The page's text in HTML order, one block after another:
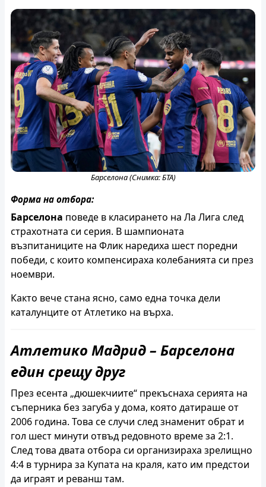
Барселона (Снимка: БТА)
Форма на отбора:
Барселона поведе в класирането на Ла Лига след
страхотната си серия. В шампионата
възпитаниците на Флик наредиха шест поредни
победи, с които компенсираха колебанията си през
ноември.
Както вече стана ясно, само една точка дели
каталунците от Атлетико на върха.
Атлетико Мадрид – Барселона
един срещу друг
През есента „дюшекчиите“ прекъснаха серията на
съперника без загуба у дома, която датираше от
2006 година. Това се случи след знаменит обрат и
гол шест минути отвъд редовното време за 2:1.
След това двата отбора си организираха зрелищно
4:4 в турнира за Купата на краля, като им предстои
да играят и реванш там.